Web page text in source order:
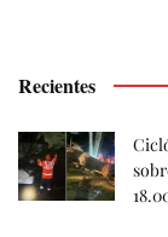
Recientes